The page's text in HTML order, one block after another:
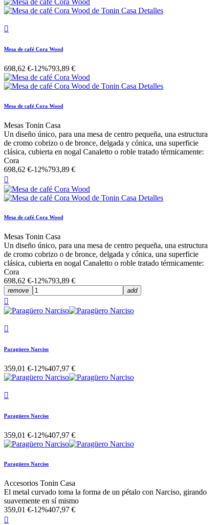

Mesa de café Cora Wood
698,62 €-12%793,89 €
Mesa de café Cora Wood
Mesas Tonin Casa
Un diseño único, para una mesa de centro pequeña, una estructura
de cromo cobrizo o de bronce, delgada y cónica, una superficie
clásica, cubierta en nogal Canaletto o roble tratado térmicamente:
Cora
698,62 €-12%793,89 €

Mesa de café Cora Wood
Mesas Tonin Casa
Un diseño único, para una mesa de centro pequeña, una estructura
de cromo cobrizo o de bronce, delgada y cónica, una superficie
clásica, cubierta en nogal Canaletto o roble tratado térmicamente:
Cora
698,62 €-12%793,89 €
remove add


Paragüero Narciso
359,01 €-12%407,97 €

Paragüero Narciso
359,01 €-12%407,97 €
Paragüero Narciso
Accesorios Tonin Casa
El metal curvado toma la forma de un pétalo con Narciso, girando
suavemente en sí mismo
359,01 €-12%407,97 €
